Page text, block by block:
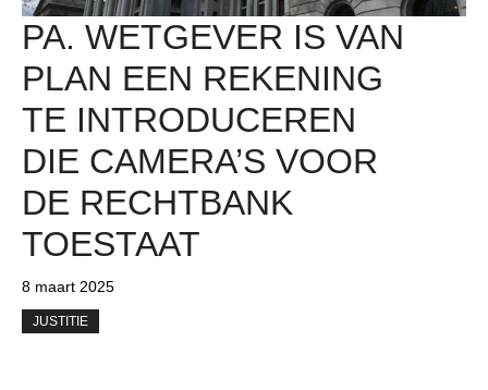
PA. WETGEVER IS VAN
PLAN EEN REKENING
TE INTRODUCEREN
DIE CAMERA’S VOOR
DE RECHTBANK
TOESTAAT
8 maart 2025
JUSTITIE